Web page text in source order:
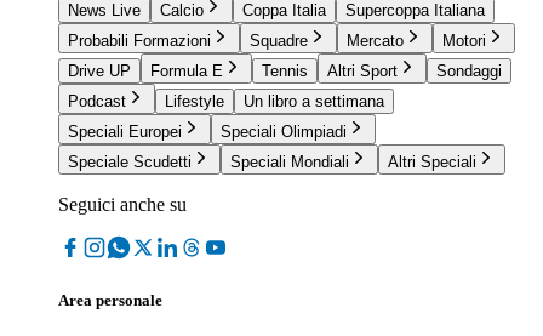
News Live
Calcio Coppa Italia
Supercoppa Italiana
Probabili Formazioni
Squadre Mercato
Motori
Drive UP
Formula E Tennis Altri Sport
Sondaggi
Podcast
Lifestyle
Un libro a settimana
Speciali Europei
Speciali Olimpiadi
Speciale Scudetti
Speciali Mondiali Altri Speciali
Seguici anche su
Area personale